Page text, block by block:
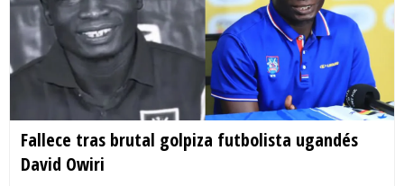
Fallece tras brutal golpiza futbolista ugandés
David Owiri